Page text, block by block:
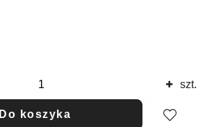
szt.
Do koszyka